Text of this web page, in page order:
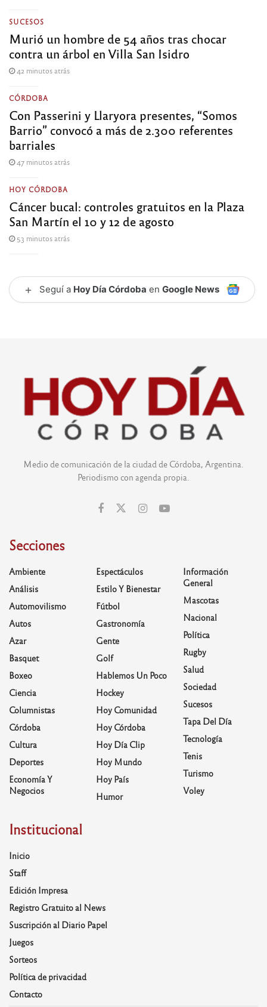
SUCESOS
Murió un hombre de 54 años tras chocar
contra un árbol en Villa San Isidro
42 minutos atrás
CÓRDOBA
Con Passerini y Llaryora presentes, “Somos
Barrio” convocó a más de 2.300 referentes
barriales
47 minutos atrás
HOY CÓRDOBA
Cáncer bucal: controles gratuitos en la Plaza
San Martín el 10 y 12 de agosto
53 minutos atrás
+ Seguí a Hoy Día Córdoba en Google News
Medio de comunicación de la ciudad de Córdoba, Argentina.
Periodismo con agenda propia.
Secciones
Ambiente
Análisis
Automovilismo
Autos
Azar
Basquet
Boxeo
Ciencia
Columnistas
Córdoba
Cultura
Deportes
Economía Y
Negocios
Espectáculos
Estilo Y Bienestar
Fútbol
Gastronomía
Gente
Golf
Hablemos Un Poco
Hockey
Hoy Comunidad
Hoy Córdoba
Hoy Día Clip
Hoy Mundo
Hoy País
Humor
Información
General
Mascotas
Nacional
Política
Rugby
Salud
Sociedad
Sucesos
Tapa Del Día
Tecnología
Tenis
Turismo
Voley
Institucional
Inicio
Staff
Edición Impresa
Registro Gratuito al News
Suscripción al Diario Papel
Juegos
Sorteos
Política de privacidad
Contacto